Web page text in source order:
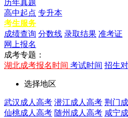
历年真题
高中起点 专升本
考生服务
成绩查询 分数线 录取结果 准考证
网上报名
成考专题：
湖北成考报名时间 考试时间 招生
选择地区
武汉成人高考 潜江成人高考 荆门
仙桃成人高考 随州成人高考 咸宁